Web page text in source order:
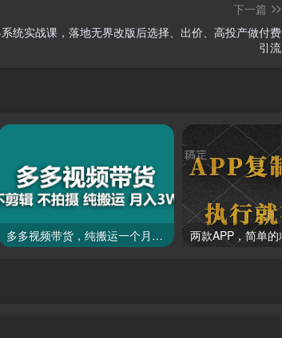
下一篇
统实战课，落地无界改版后选择、出价、高投产做付费
引流
多多视频带货，纯搬运一个月搞了5w佣金，小白也能操作